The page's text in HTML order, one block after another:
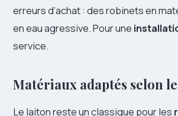
erreurs d’achat : des robinets en
en eau agressive. Pour une
service.
Matériaux adaptés selon
Le laiton reste un classique pour les